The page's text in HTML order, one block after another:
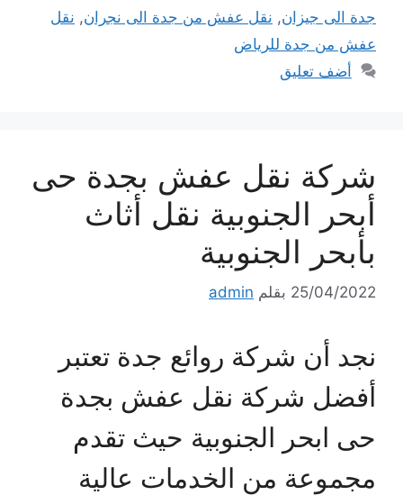
جدة الى جيزان, نقل عفش من جدة الى نجران, نقل
عفش من جدة للرياض
أضف تعليق
شركة نقل عفش بجدة حى
أبحر الجنوبية نقل أثاث
بأبحر الجنوبية
25/04/2022 بقلم admin
نجد أن شركة روائع جدة تعتبر
أفضل شركة نقل عفش بجدة
حى ابحر الجنوبية حيث تقدم
مجموعة من الخدمات عالية